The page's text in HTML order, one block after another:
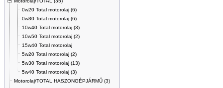
0w20 Total motorolaj (6)
0w30 Total motorolaj (6)
10w40 Total motorolaj (3)
10w50 Total motorolaj (2)
15w40 Total motorolaj
5w20 Total motorolaj (2)
5w30 Total motorolaj (13)
5w40 Total motorolaj (3)
Motorolaj/TOTAL HASZONGÉPJÁRMŰ (3)